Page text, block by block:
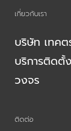
เกี่ยวกับเรา
บริษัท เทคต
บริการติดตั้
วงจร
ติดต่อ